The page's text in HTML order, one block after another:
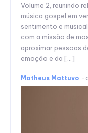
Volume 2, reunindo
música gospel em
sentimento e
com a missão de
aproximar pessoas
emoção e da […]
Matheus Mattuvo -